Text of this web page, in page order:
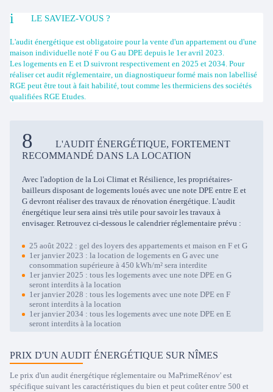
LE SAVIEZ-VOUS ?
L'audit énergétique est obligatoire pour la vente d'un appartement ou d'une
maison individuelle noté F ou G au DPE depuis le 1er avril 2023.
Les logements en E et D suivront respectivement en 2025 et 2034. Pour
réaliser cet audit réglementaire, un diagnostiqueur formé mais non labellisé
RGE peut être tout à fait habilité, tout comme les thermiciens des sociétés
qualifiées RGE Etudes.
L'AUDIT ÉNERGÉTIQUE, FORTEMENT
RECOMMANDÉ DANS LA LOCATION
Avec l'adoption de la Loi Climat et Résilience, les propriétaires-
bailleurs disposant de logements loués avec une note DPE entre E et
G devront réaliser des travaux de rénovation énergétique. L'audit
énergétique leur sera ainsi très utile pour savoir les travaux à
envisager. Retrouvez ci-dessous le calendrier réglementaire prévu :
25 août 2022 : gel des loyers des appartements et maison en F et G
1er janvier 2023 : la location de logements en G avec une
consommation supérieure à 450 kWh/m² sera interdite
1er janvier 2025 : tous les logements avec une note DPE en G
seront interdits à la location
1er janvier 2028 : tous les logements avec une note DPE en F
seront interdits à la location
1er janvier 2034 : tous les logements avec une note DPE en E
seront interdits à la location
PRIX D'UN AUDIT ÉNERGÉTIQUE SUR NÎMES
Le prix d'un audit énergétique réglementaire ou MaPrimeRénov' est
spécifique suivant les caractéristiques du bien et peut coûter entre 500 et